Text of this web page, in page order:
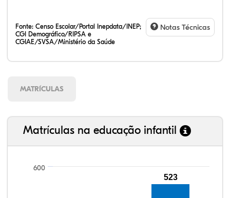
Fonte: Censo Escolar/Portal Inepdata/INEP;
CGI Demográfico/RIPSA e
CGIAE/SVSA/Ministério da Saúde
Notas Técnicas
MATRÍCULAS
Matrículas na educação infantil
600
523